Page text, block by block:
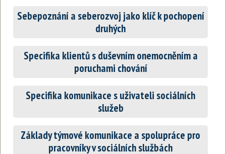
Sebepoznání a seberozvoj jako klíč k pochopení
druhých
Specifika klientů s duševním onemocněním a
poruchami chování
Specifika komunikace s uživateli sociálních
služeb
Základy týmové komunikace a spolupráce pro
pracovníky v sociálních službách